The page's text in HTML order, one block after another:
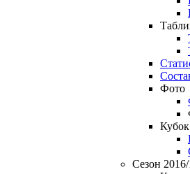
Фото
Сезон